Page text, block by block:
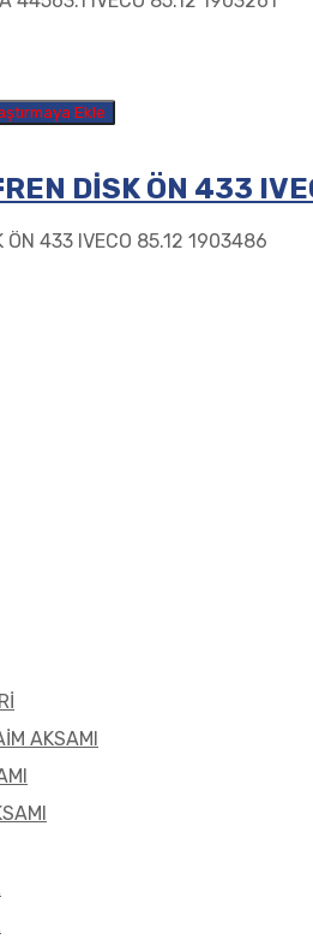
Ekle
DİSK ÖN 433
ÖN 433 IVECO 85.12 1903486
AKSAMI